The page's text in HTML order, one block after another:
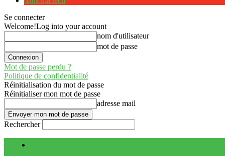
Se connecter
Welcome!Log into your account
nom d'utilisateur
mot de passe
Mot de passe perdu ?
Politique de confidentialité
Réinitialisation du mot de passe
Réinitialiser mon mot de passe
adresse mail
Rechercher